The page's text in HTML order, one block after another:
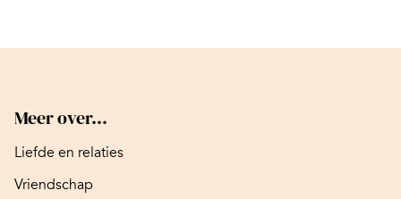
Meer over...
Liefde en relaties
Vriendschap